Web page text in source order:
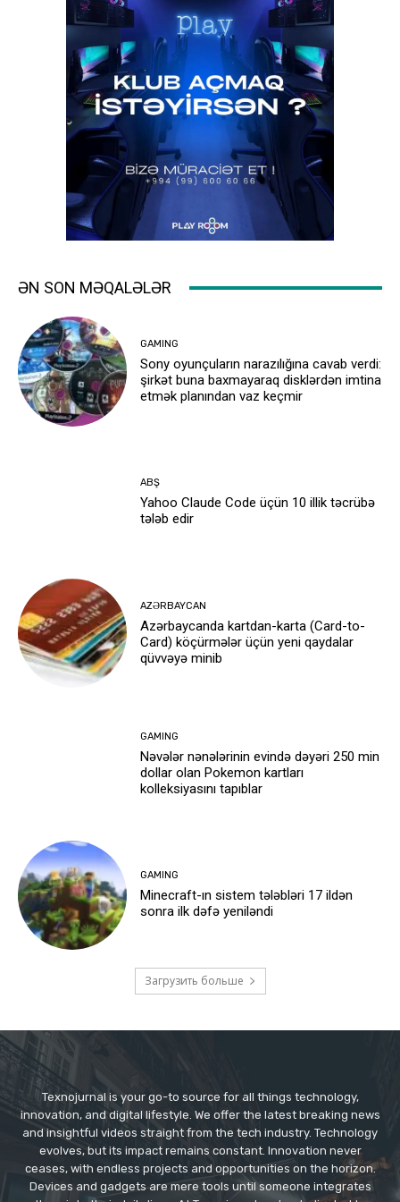
ƏN SON MƏQALƏLƏR
GAMING
Sony oyunçuların narazılığına cavab verdi:
şirkət buna baxmayaraq disklərdən imtina
etmək planından vaz keçmir
ABŞ
Yahoo Claude Code üçün 10 illik təcrübə
tələb edir
AZƏRBAYCAN
Azərbaycanda kartdan-karta (Card-to-
Card) köçürmələr üçün yeni qaydalar
qüvvəyə minib
GAMING
Nəvələr nənələrinin evində dəyəri 250 min
dollar olan Pokemon kartları
kolleksiyasını tapıblar
GAMING
Minecraft-ın sistem tələbləri 17 ildən
sonra ilk dəfə yeniləndi
Загрузить больше
Texnojurnal is your go-to source for all things technology,
innovation, and digital lifestyle. We offer the latest breaking news
and insightful videos straight from the tech industry. Technology
evolves, but its impact remains constant. Innovation never
ceases, with endless projects and opportunities on the horizon.
Devices and gadgets are mere tools until someone integrates